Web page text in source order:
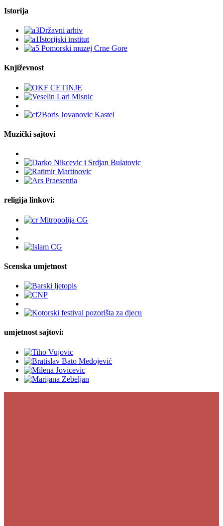
Istorija
Književnost
Muzički sajtovi
religija linkovi:
Scenska umjetnost
umjetnost sajtovi: